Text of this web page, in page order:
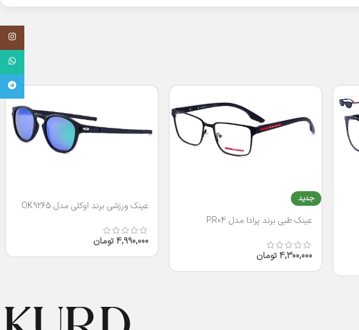
جدید
عینک طبی برند پرادا مدل PR04
4,300,000 تومان
عینک ورزشی برند اوکلی مدل OK9265
4,990,000 تومان
واتساپ
تلگرام